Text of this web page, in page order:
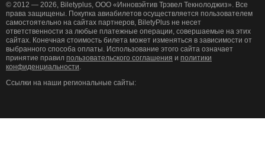
© 2012 — 2026, Biletyplus, ООО «Инновэйтив Трэвел Текнолоджиз». Все
права защищены. Покупка авиабилетов осуществляется пользователем
самостоятельно на сайтах партнеров, BiletyPlus не несет
ответственности за любые платежные операции, совершаемые на этих
сайтах. Конечная стоимость билета может изменяться в зависимости от
выбранного способа оплаты. Использование этого сайта означает
принятие правил пользовательского соглашения и политики
конфиденциальности.
Ссылки на наши региональные сайты: